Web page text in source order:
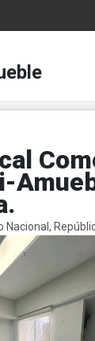
Nacional,